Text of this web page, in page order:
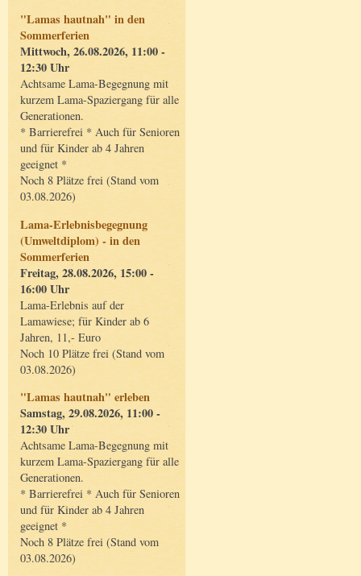
"Lamas hautnah" in den
Sommerferien
Mittwoch, 26.08.2026, 11:00 -
12:30 Uhr
Achtsame Lama-Begegnung mit
kurzem Lama-Spaziergang für alle
Generationen.
* Barrierefrei * Auch für Senioren
und für Kinder ab 4 Jahren
geeignet *
Noch 8 Plätze frei (Stand vom
03.08.2026)
Lama-Erlebnisbegegnung
(Umweltdiplom) - in den
Sommerferien
Freitag, 28.08.2026, 15:00 -
16:00 Uhr
Lama-Erlebnis auf der
Lamawiese; für Kinder ab 6
Jahren, 11,- Euro
Noch 10 Plätze frei (Stand vom
03.08.2026)
"Lamas hautnah" erleben
Samstag, 29.08.2026, 11:00 -
12:30 Uhr
Achtsame Lama-Begegnung mit
kurzem Lama-Spaziergang für alle
Generationen.
* Barrierefrei * Auch für Senioren
und für Kinder ab 4 Jahren
geeignet *
Noch 8 Plätze frei (Stand vom
03.08.2026)